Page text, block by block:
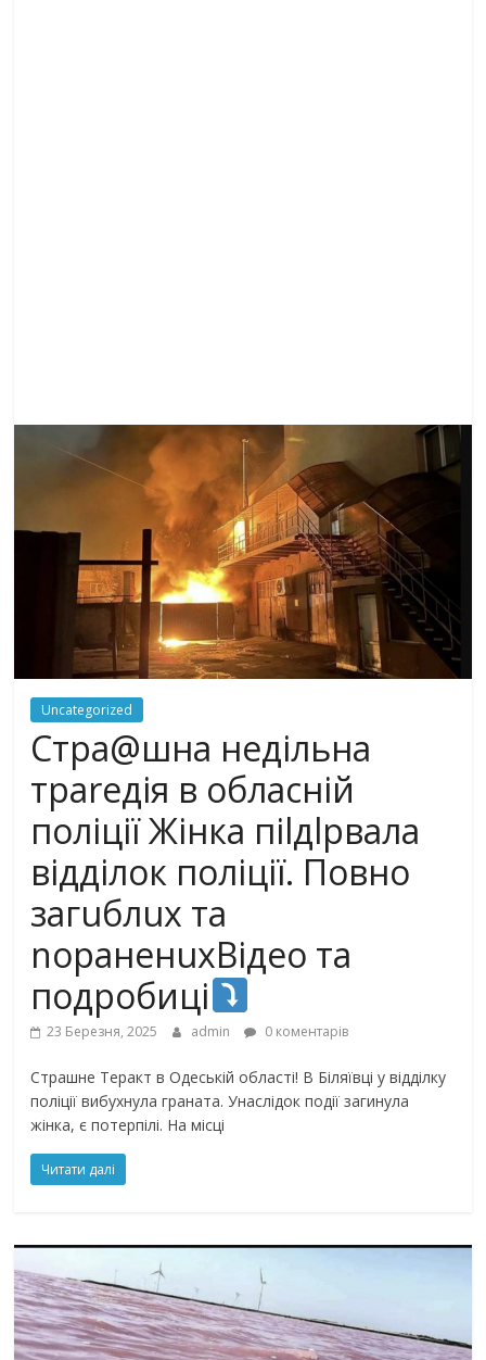
Uncategorized
Стра@шна недільна
траrедія в обласній
поліції Жінка піlдlрвала
відділок поліції. Повно
загuблuх та
nораненuхВідео та
подробиці
23 Березня, 2025 admin 0 коментарів
Страшне Теракт в Одеській області! В Біляївці у відділку
поліції вибухнула граната. Унаслідок події загинула
жінка, є потерпілі. На місці
Читати далі